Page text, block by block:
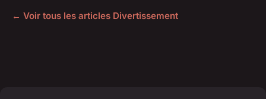
← Voir tous les articles Divertissement